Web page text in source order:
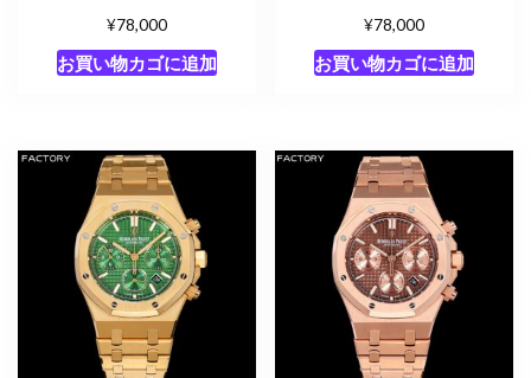
¥78,000
お買い物カゴに追加
¥78,000
お買い物カゴに追加